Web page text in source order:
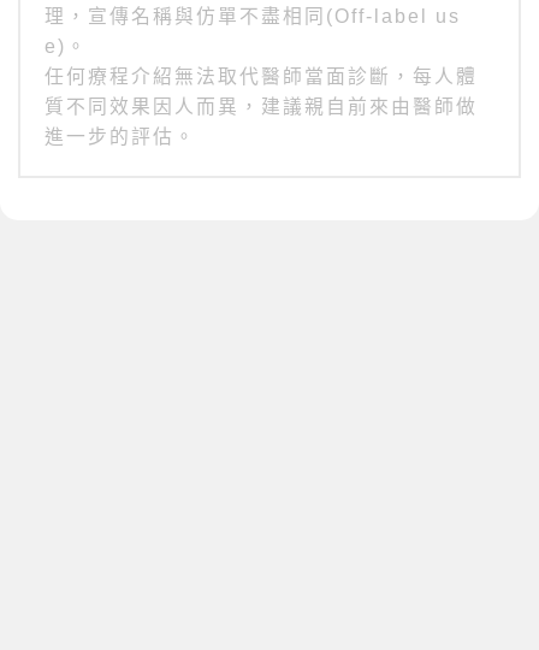
理，宣傳名稱與仿單不盡相同(Off-label us
e)。
任何療程介紹無法取代醫師當面診斷，每人體
質不同效果因人而異，建議親自前來由醫師做
進一步的評估。